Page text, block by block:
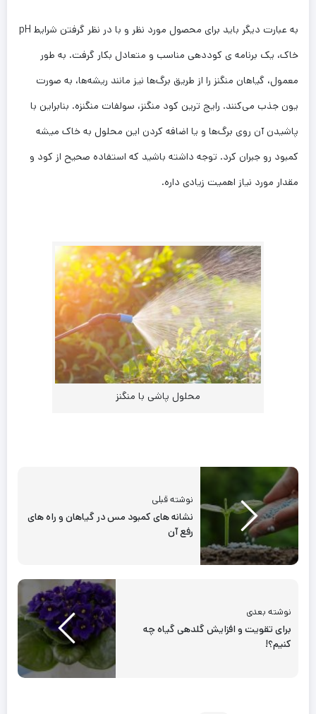
به عبارت دیگر باید برای محصول مورد نظر و با در نظر گرفتن شرایط pH
خاک، یک برنامه ­ی کوددهی مناسب و متعادل بکار گرفت. به طور
معمول، گیاهان منگنز را از طریق برگ‌ها نیز مانند ریشه‌ها، به‌ صورت
یون جذب می‌کنند. رایج ­ترین کود منگنز،‌ سولفات منگنزه. بنابراین با
پاشیدن آن روی برگ‌ها و یا اضافه‌ کردن این محلول به خاک میشه
کمبود رو جبران کرد. توجه داشته باشید که استفاده صحیح از کود و
مقدار مورد نیاز اهمیت زیادی داره.
محلول پاشی با منگنز
نوشته قبلی
نشانه های کمبود مس در گیاهان و راه های
رفع آن
نوشته بعدی
برای تقویت و افزایش گلدهی گیاه چه
کنیم؟!